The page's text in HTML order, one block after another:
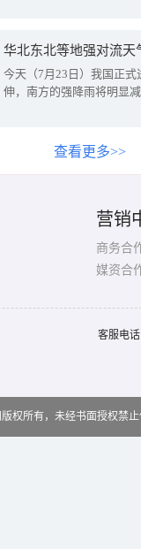
华北东北等地强对流天
今天（7月23日）我国正
伸，南方的强降雨将明显
查看更多>>
营销
商务合
媒资合
客服电
版权所有，未经书面授权